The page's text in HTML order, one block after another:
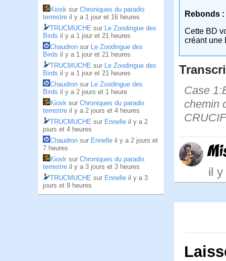
Kiosk sur Chroniques du paradis
terrestre il y a 1 jour et 16 heures
TRUCMUCHE sur Le Zoodingue des
Birds il y a 1 jour et 21 heures
Chaudron sur Le Zoodingue des
Birds il y a 1 jour et 21 heures
TRUCMUCHE sur Le Zoodingue des
Birds il y a 1 jour et 21 heures
Chaudron sur Le Zoodingue des
Birds il y a 2 jours et 1 heure
Kiosk sur Chroniques du paradis
terrestre il y a 2 jours et 4 heures
TRUCMUCHE sur Ennelle il y a 2
jours et 4 heures
Chaudron sur Ennelle il y a 2 jours et
7 heures
Kiosk sur Chroniques du paradis
terrestre il y a 3 jours et 3 heures
TRUCMUCHE sur Ennelle il y a 3
jours et 9 heures
Rebonds :
Cette BD
créant une
Case
chemin
il y